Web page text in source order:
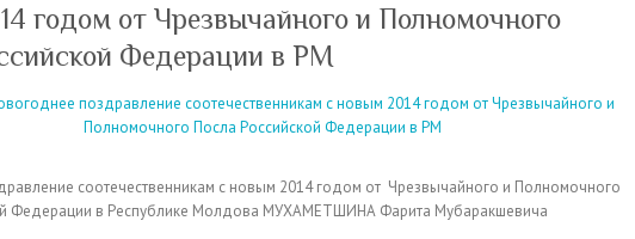
годом от Чрезвычайного и Полномочного
Федерации в РМ
соотечественникам с новым 2014 годом от Чрезвычайного и Полномочного
Федерации в Республике Молдова МУХАМЕТШИНА Фарита Мубаракшевича